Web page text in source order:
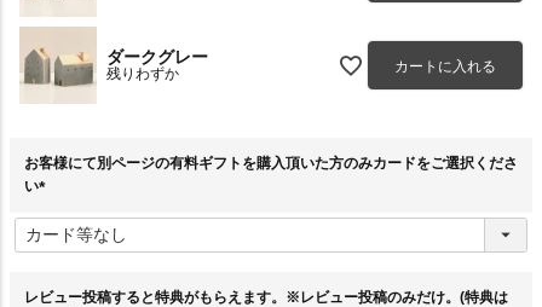
ダークグレー
残りわずか カートに入れる
お客様にて別ページの有料ギフトを購入頂いた方のみカードをご選択くださ
い
必
須
レビュー投稿すると特典がもらえます。※レビュー投稿のみだけ。(特典は